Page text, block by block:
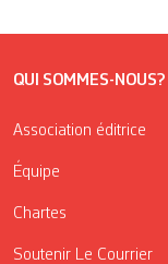
QUI SOMMES-NOUS?
Association éditrice
Équipe
Chartes
Soutenir Le Courrier